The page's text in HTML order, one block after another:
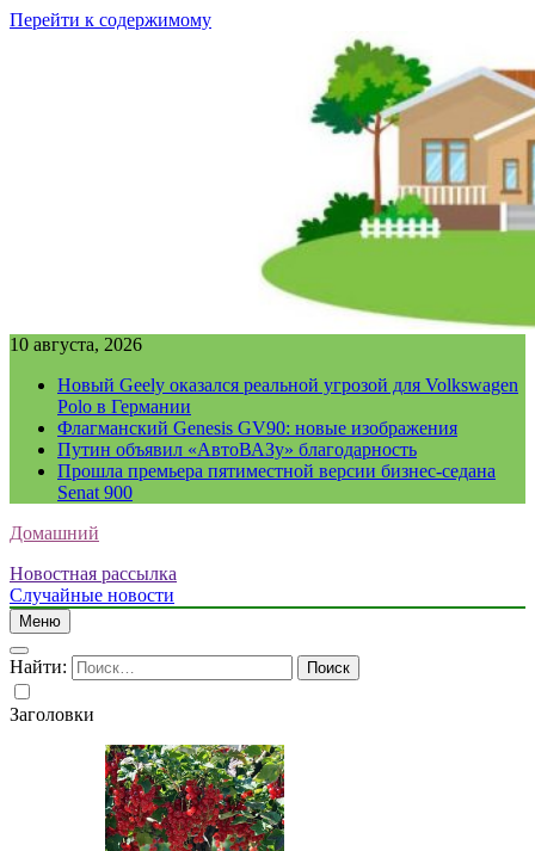
Перейти к содержимому
10 августа, 2026
Новый Geely оказался реальной угрозой для Volkswagen
Polo в Германии
Флагманский Genesis GV90: новые изображения
Путин объявил «АвтоВАЗу» благодарность
Прошла премьера пятиместной версии бизнес-седана
Senat 900
Домашний
Новостная рассылка
Случайные новости
Меню
Найти:
Заголовки